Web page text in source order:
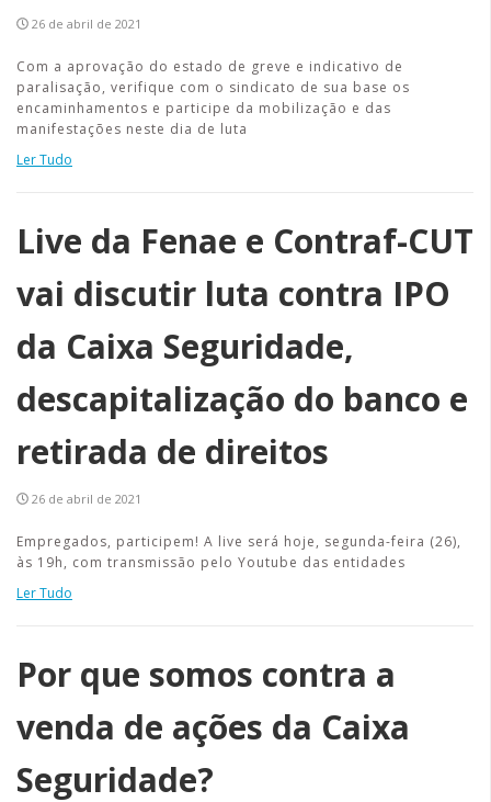
26 de abril de 2021
Com a aprovação do estado de greve e indicativo de
paralisação, verifique com o sindicato de sua base os
encaminhamentos e participe da mobilização e das
manifestações neste dia de luta
Ler Tudo
Live da Fenae e Contraf-CUT
vai discutir luta contra IPO
da Caixa Seguridade,
descapitalização do banco e
retirada de direitos
26 de abril de 2021
Empregados, participem! A live será hoje, segunda-feira (26),
às 19h, com transmissão pelo Youtube das entidades
Ler Tudo
Por que somos contra a
venda de ações da Caixa
Seguridade?